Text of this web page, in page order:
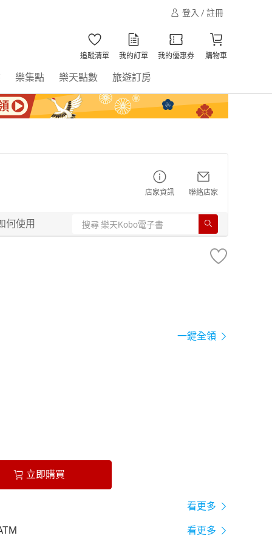
登入 / 註冊
追蹤清單 我的訂單 我的優惠券 購物車
樂集點 樂天點數 旅遊訂房
店家資訊 聯絡店家
何使用
一鍵全領
立即購買
看更多
看更多